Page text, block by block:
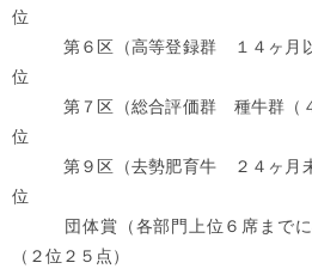
位
第６区（高等登録群
位
第７区（総合評価群 種牛群（４
位
第９区（去勢肥育牛
位
団体賞（各部門上位６席までに
（２位２５点）